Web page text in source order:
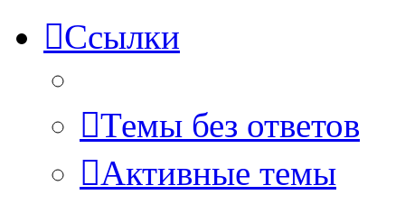
Ссылки
Темы без ответов
Активные темы